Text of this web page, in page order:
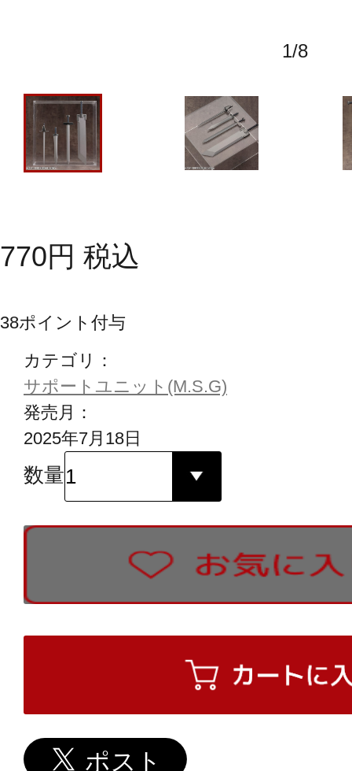
1/8
770円 税込
38ポイント付与
カテゴリ：
サポートユニット(M.S.G)
発売月：
2025年7月18日
数量